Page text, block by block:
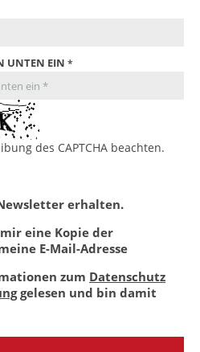
UNTEN EIN
des CAPTCHA beachten.
erhalten.
eine Kopie der
E-Mail-Adresse
zum Datenschutz
gelesen und bin damit